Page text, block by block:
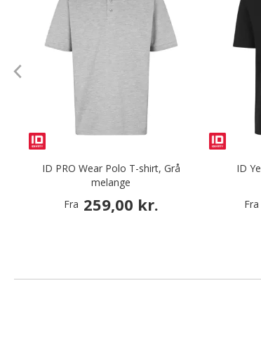
ID PRO Wear Polo T-shirt, Grå
melange
Fra 259,00 kr.
ID
Fra